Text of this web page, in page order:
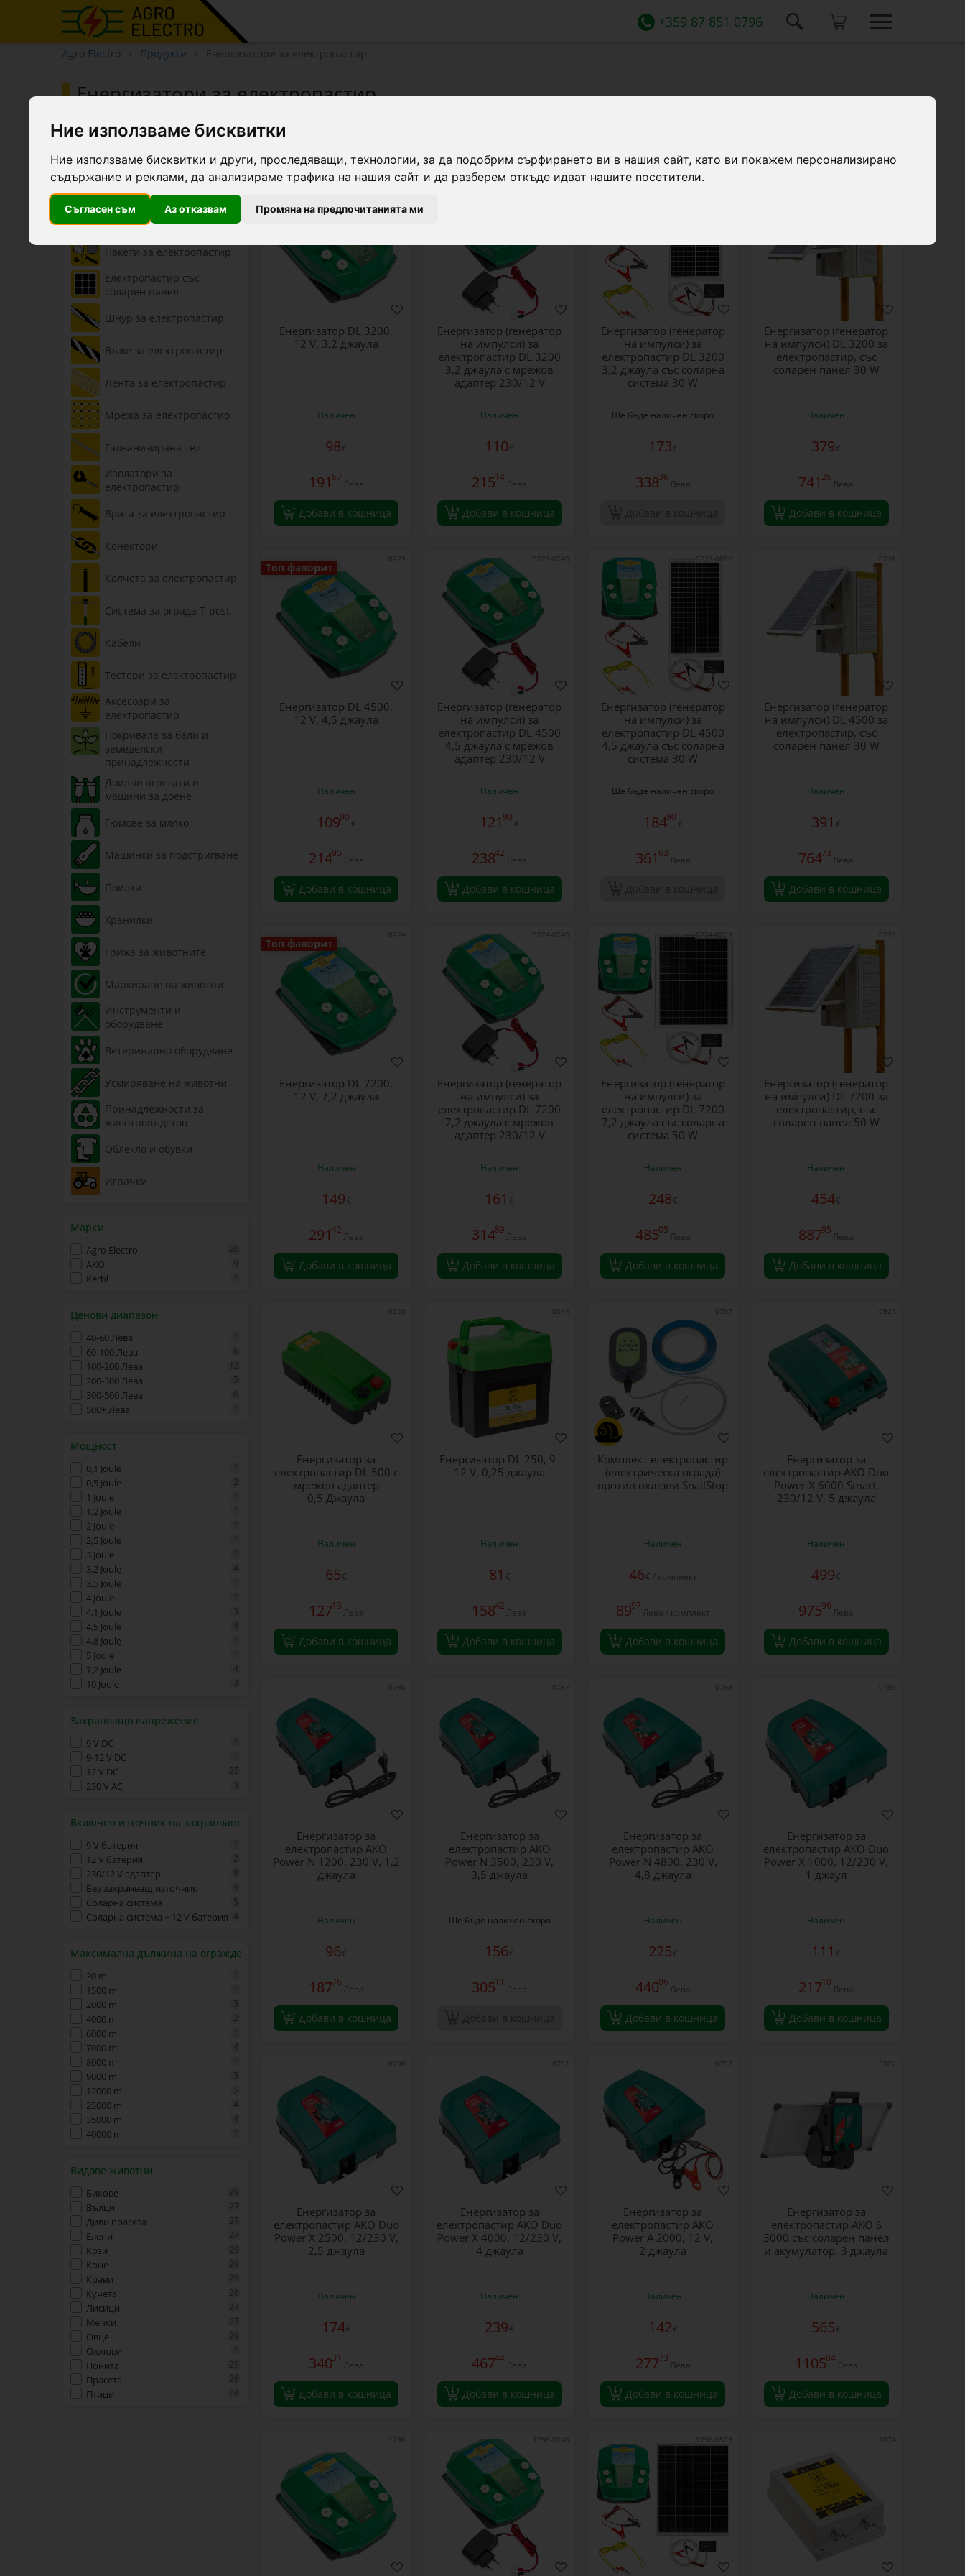
Ние използваме бисквитки
Ние използваме бисквитки и други, проследяващи, технологии, за да подобрим сърфирането ви в нашия сайт, като ви покажем персонализирано
съдържание и реклами, да анализираме трафика на нашия сайт и да разберем откъде идват нашите посетители.
Съгласен съм Аз отказвам Промяна на предпочитанията ми
+359 87 851 0796
Agro Electro Продукти Енергизатори за електропастир
Енергизатори за електропастир
Филтри
Категории
Енергизатори (Генератори
на импулси)
Пакети за електропастир
Електропастир със
соларен панел
Шнур за електропастир
Въже за електропастир
Лента за електропастир
Мрежа за електропастир
Галванизирана тел
Изолатори за
електропастир
Врата за електропастир
Конектори
Колчета за електропастир
Система за ограда T-post
Кабели
Тестери за електропастир
Аксесоари за
електропастир
Покривала за бали и
земеделски
принадлежности
Доилни агрегати и
машини за доене
Гюмове за мляко
Машинки за подстригване
Поилки
Хранилки
Грижа за животните
Маркиране на животни
Инструменти и
оборудване
Ветеринарно оборудване
Усмиряване на животни
Принадлежности за
животновъдство
Облекло и обувки
Играчки
Марки
Agro Electro 20
AKO
Kerbl
Ценови диапазон
40-60 Лева
60-100 Лева
100-200 Лева 12
200-300 Лева
300-500 Лева
500+ Лева
Мощност
0,1 Joule
0,5 Joule
1 Joule
1,2 Joule
2 Joule
2,5 Joule
3 Joule
3,2 Joule
3,5 Joule
4 Joule
4,1 Joule
4,5 Joule
4,8 Joule
5 Joule
7,2 Joule
10 Joule
Захранващо напрежение
9 V DC
9-12 V DC
12 V DC 25
230 V AC
Включен източник на захранване
9 V батерия
12 V батерия
230/12 V адаптер
Без захранващ източник
Соларна система
Соларна система + 12 V батерия
Максимална дължина на ограждението
30 m
1500 m
2000 m
4000 m
6000 m
7000 m
8000 m
9000 m
12000 m
25000 m
35000 m
40000 m
Видове животни
Бикове 29
Вълци 27
Диви прасета 27
Елени 27
Кози 29
Коне 29
Крави 29
Кучета 26
Лисици 27
Мечки 27
Овце 29
Охлюви
Понита 29
Прасета 29
Птици 26
0222
Енергизатор DL 3200,
12 V, 3,2 джаула
Наличен
98€
191 67
Лева
Добави в кошница
0222-0240
Енергизатор (генератор
на импулси) за
електропастир DL 3200
3,2 джаула с мрежов
адаптер 230/12 V
Наличен
110€
21514
Лева
Добави в кошница
0222-0090
Енергизатор (генератор
на импулси) за
електропастир DL 3200
3,2 джаула със соларна
система 30 W
Ще бъде наличен скоро
173€
33836
Лева
Eнергизатор (генератор
на импулси) DL 3200 за
електропастир, със
соларен панел 30 W
Наличен
379€
74126
Лева
Добави в кошница
0223
Топ фаворит
Енергизатор DL 4500,
12 V, 4,5 джаула
Наличен
10990
€
21495
Лева
Добави в кошница
0223-0240
Енергизатор (генератор
на импулси) за
електропастир DL 4500
4,5 джаула с мрежов
адаптер 230/12 V
Наличен
12190
€
23842
Лева
Добави в кошница
0223-0090
Енергизатор (генератор
на импулси) за
електропастир DL 4500
4,5 джаула със соларна
система 30 W
Ще бъде наличен скоро
18490
€
361 63
Лева
0238
Eнергизатор (генератор
на импулси) DL 4500 за
електропастир, със
соларен панел 30 W
Наличен
391 €
76473
Лева
Добави в кошница
0224
Топ фаворит
Енергизатор DL 7200,
12 V, 7,2 джаула
Наличен
149€
29142
Лева
Добави в кошница
0224-0240
Енергизатор (генератор
на импулси) за
електропастир DL 7200
7,2 джаула с мрежов
адаптер 230/12 V
Наличен
161 €
31489
Лева
Добави в кошница
0224-0202
Енергизатор (генератор
на импулси) за
електропастир DL 7200
7,2 джаула със соларна
система 50 W
Наличен
248€
48505
Лева
Добави в кошница
0239
Eнергизатор (генератор
на импулси) DL 7200 за
електропастир, със
соларен панел 50 W
Наличен
454€
88795
Лева
Добави в кошница
0228
Енергизатор за
електропастир DL 500 с
мрежов адаптер
0,5 Джаула
Наличен
65€
12713
Лева
Добави в кошница
0344
Енергизатор DL 250, 9-
12 V, 0,25 джаула
Наличен
81 €
15842
Лева
Добави в кошница
0797
Комплект електропастир
(електрическа ограда)
против охлюви SnailStop
Наличен
46€ / комплект
8997
Лева / комплект
Добави в кошница
0921
Енергизатор за
електропастир AKO Duo
Power X 6000 Smart,
230/12 V, 5 джаула
Наличен
499€
97596
Лева
Добави в кошница
0786
Енергизатор за
електропастир AKO
Power N 1200, 230 V, 1,2
джаула
Наличен
96€
18776
Лева
Добави в кошница
0787
Енергизатор за
електропастир AKO
Power N 3500, 230 V,
3,5 джаула
Ще бъде наличен скоро
156€
30511
Лева
0788
Енергизатор за
електропастир AKO
Power N 4800, 230 V,
4,8 джаула
Наличен
225€
44006
Лева
Добави в кошница
0789
Енергизатор за
електропастир AKO Duo
Power X 1000, 12/230 V,
1 джаул
Наличен
111 €
21710
Лева
Добави в кошница
0790
Енергизатор за
електропастир AKO Duo
Power X 2500, 12/230 V,
2,5 джаула
Наличен
174€
34031
Лева
Добави в кошница
0791
Енергизатор за
електропастир AKO Duo
Power X 4000, 12/230 V,
4 джаула
Наличен
239€
46744
Лева
Добави в кошница
0792
Енергизатор за
електропастир AKO
Power А 2000, 12 V,
2 джаула
Наличен
142€
27773
Лева
Добави в кошница
0922
Енергизатор за
електропастир AKO S
3000 със соларен панел
и акумулатор, 3 джаула
Наличен
565€
110504
Лева
Добави в кошница
1296 1296-0240 1296-0509 2074